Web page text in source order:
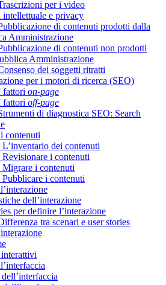
per i video
intellettuale e privacy
di contenuti prodotti dalla
Amministrazione
di contenuti non prodotti
Amministrazione
dei soggetti ritratti
per i motori di ricerca (SEO)
fattori on-page
fattori off-page
di diagnostica SEO: Search
contenuti
dei contenuti
Revisionare i contenuti
Migrare i contenuti
Pubblicare i contenuti
dell’interazione
per definire l’interazione
tra scenari e user stories